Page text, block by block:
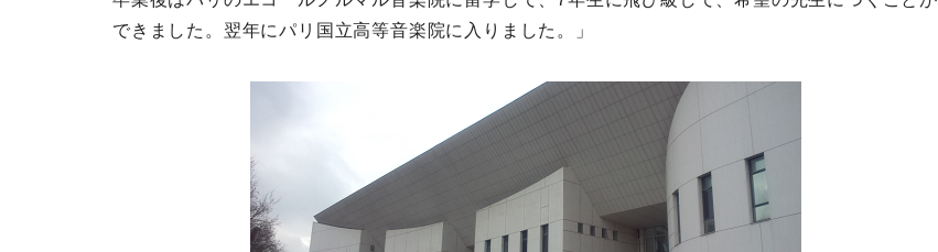
できました。翌年にパリ国立高等音楽院に入りました。」